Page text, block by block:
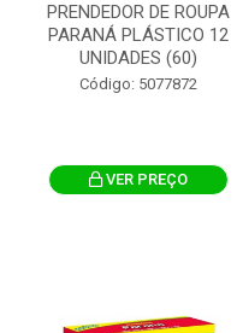
PRENDEDOR DE ROUPA
PARANÁ PLÁSTICO 12
UNIDADES (60)
Código: 5077872
VER PREÇO